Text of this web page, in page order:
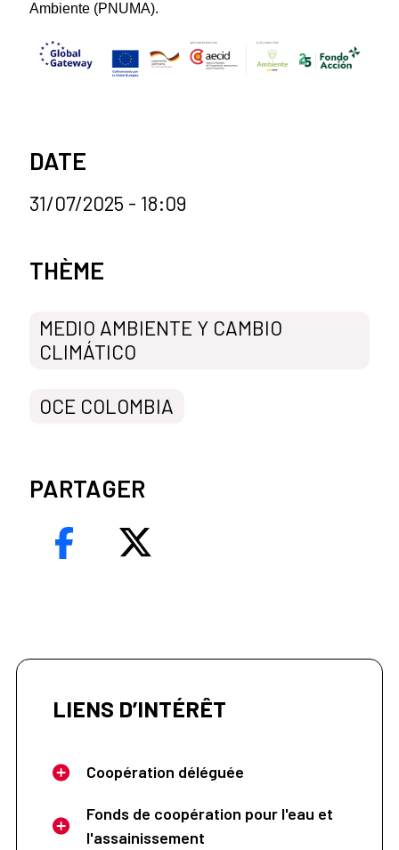
Ambiente (PNUMA).
DATE
31/07/2025 - 18:09
Categorías de la noticia
THÈME
MEDIO AMBIENTE Y CAMBIO
CLIMÁTICO
OCE COLOMBIA
PARTAGER
LIENS D’INTÉRÊT
Coopération déléguée
Fonds de coopération pour l'eau et
l'assainissement